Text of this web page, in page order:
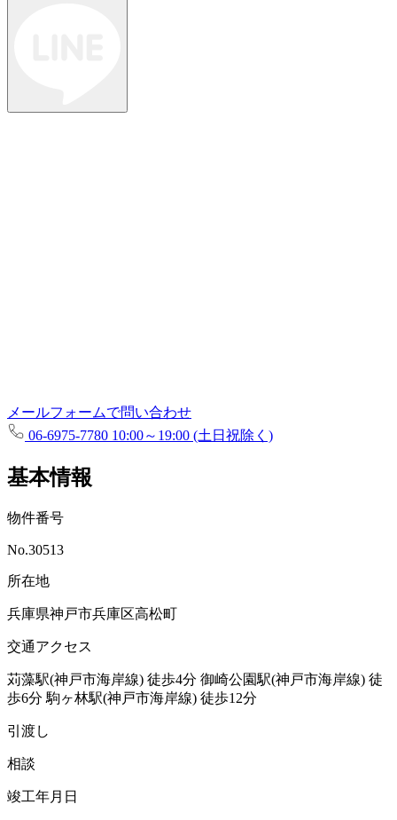
メールフォームで問い合わせ
06-6975-7780 10:00～19:00 (土日祝除く)
基本情報
物件番号
No.30513
所在地
兵庫県神戸市兵庫区高松町
交通アクセス
苅藻駅(神戸市海岸線) 徒歩4分 御崎公園駅(神戸市海岸線) 徒
歩6分 駒ヶ林駅(神戸市海岸線) 徒歩12分
引渡し
相談
竣工年月日